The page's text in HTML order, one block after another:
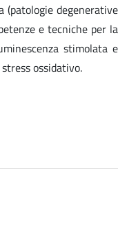
(patologie degenerative
e tecniche per la
stimolata e
ossidativo.